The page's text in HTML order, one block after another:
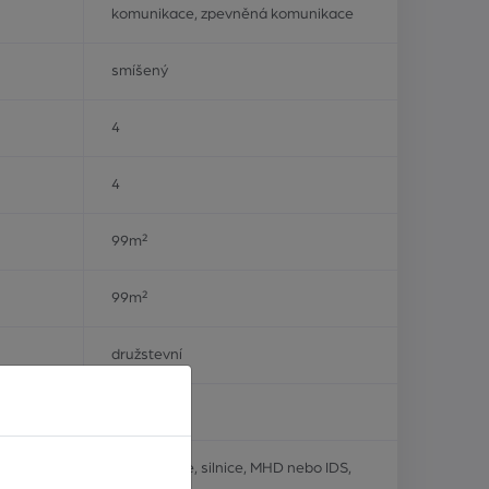
komunikace, zpevněná komunikace
smíšený
4
4
99m²
99m²
družstevní
vlak, dálnice, silnice, MHD nebo IDS,